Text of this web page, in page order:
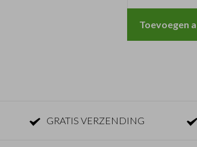
Toevoegen
GRATIS VERZENDING